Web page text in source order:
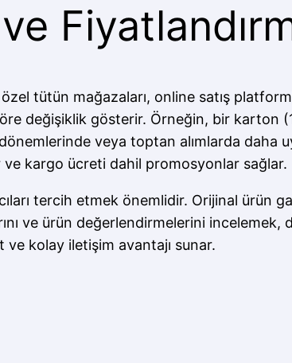
tütün mağazaları, online satış
değişiklik gösterir. Örneğin, bir karton
veya toptan alımlarda daha
kargo ücreti dahil promosyonlar sağlar.
tercih etmek önemlidir. Orijinal
ve ürün değerlendirmelerini incelemek,
ve kolay iletişim avantajı sunar.